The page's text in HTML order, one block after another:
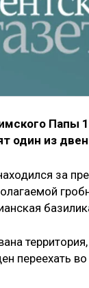
Папы
один из
за
переехать